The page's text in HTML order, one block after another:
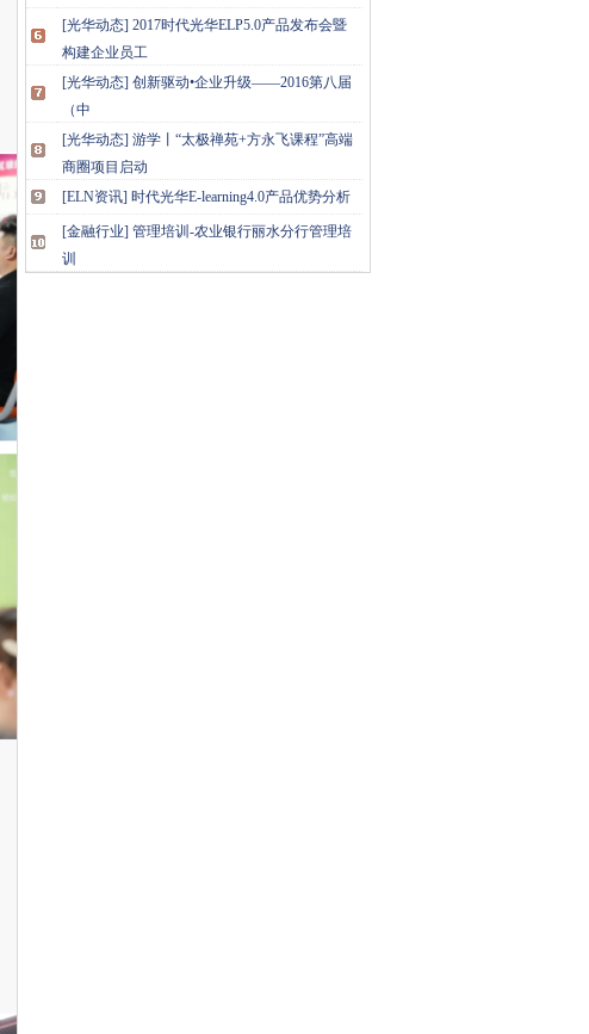
[光华动态] 2017时代光华ELP5.0产品发布会暨
构建企业员工
[光华动态] 创新驱动•企业升级——2016第八届
（中
[光华动态] 游学丨“太极禅苑+方永飞课程”高端
商圈项目启动
[ELN资讯] 时代光华E-learning4.0产品优势分析
[金融行业] 管理培训-农业银行丽水分行管理培
训